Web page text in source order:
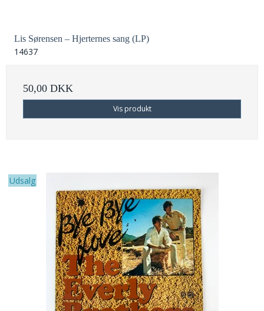
Lis Sørensen – Hjerternes sang (LP)
14637
50,00 DKK
Vis produkt
Udsalg